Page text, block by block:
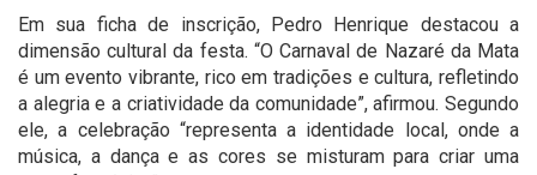
Em sua ficha de inscrição, Pedro Henrique destacou a
dimensão cultural da festa. “O Carnaval de Nazaré da Mata
é um evento vibrante, rico em tradições e cultura, refletindo
a alegria e a criatividade da comunidade”, afirmou. Segundo
ele, a celebração “representa a identidade local, onde a
música, a dança e as cores se misturam para criar uma